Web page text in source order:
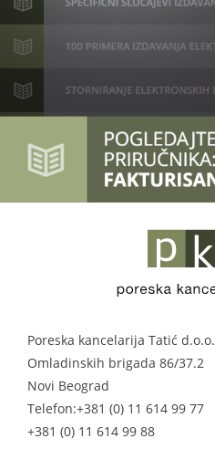
Poreska kancelarija Tatić d.o.o.
Omladinskih brigada 86/37.2
Novi Beograd
Telefon:+381 (0) 11 614 99 77
+381 (0) 11 614 99 88